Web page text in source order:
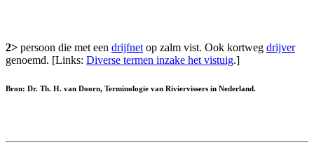
2> persoon die met een drijfnetop zalm vist. Ook kortweg drijver
genoemd. [Links: Diverse termen inzake het vistuig.]
Bron: Dr. Th. H. van Doorn, Terminologie van Riviervissers in Nederland.